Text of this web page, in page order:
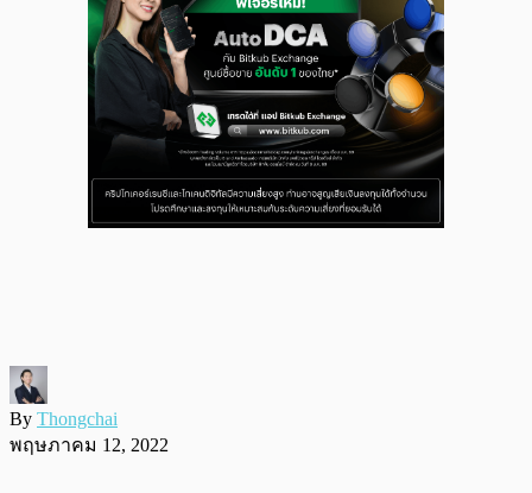
By Thongchai
พฤษภาคม 12, 2022